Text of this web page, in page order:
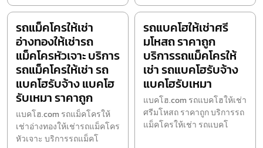
รถแม็คโครให้เช่า
อ่างทองให้เช่ารถ
แม็คโครหัวเจาะ บริการ
รถแม็คโครให้เช่า รถ
แบคโฮรับจ้าง แบคโฮ
รับเหมา ราคาถูก
แบคโฮ.com รถแม็คโครให้
เช่าอ่างทองให้เช่ารถแม็คโคร
หัวเจาะ บริการรถแม็คโ
รถแบคโฮให้เช่าศรี
มโหสถ ราคาถูก
บริการรถแม็คโครให้
เช่า รถแบคโฮรับจ้าง
แบคโฮรับเหมา
แบคโฮ.com รถแบคโฮให้เช่า
ศรีมโหสถ ราคาถูก บริการรถ
แม็คโครให้เช่า รถแบคโ